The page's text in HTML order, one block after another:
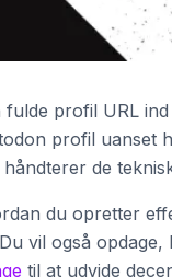
fulde profil URL
profil uanset
de
du opretter
vil også
til at udvide